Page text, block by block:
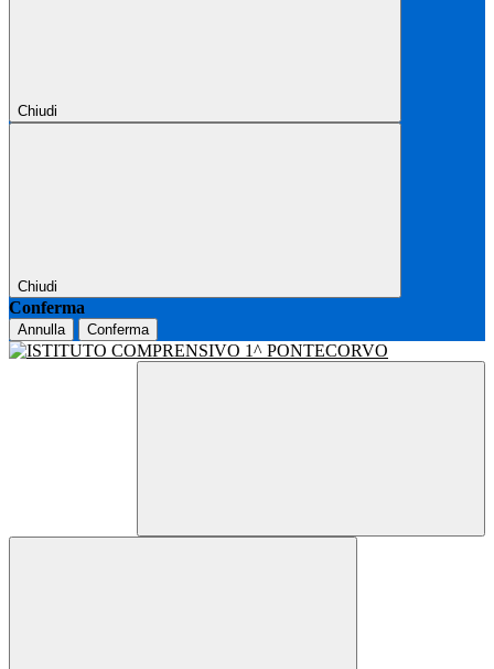
Chiudi
Chiudi
Conferma
Annulla Conferma